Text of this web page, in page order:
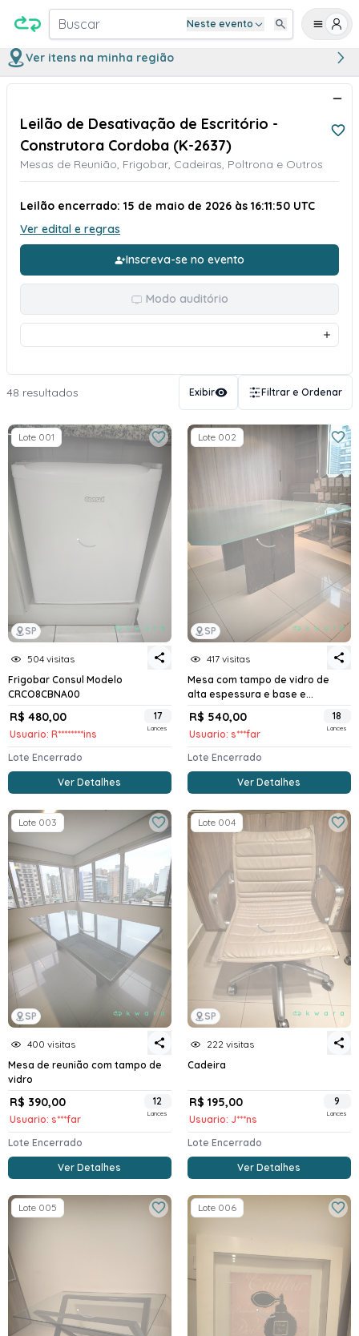
Buscar Neste evento
Ver itens na minha região
Leilão de Desativação de Escritório -
Construtora Cordoba (K-2637)
Mesas de Reunião, Frigobar, Cadeiras, Poltrona e Outros
Leilão encerrado: 15 de maio de 2026 às 16:11:50 UTC
Ver edital e regras
Inscreva-se no evento
Modo auditório
48 resultados Exibir Filtrar e Ordenar
SP
Lote 001
504 visitas
Frigobar Consul Modelo
CRCO8CBNA00
R$ 480,00
Usuario: R********ins
17
Lances
Lote Encerrado
Ver Detalhes
SP
Lote 002
417 visitas
Mesa com tampo de vidro de
alta espessura e base e...
R$ 540,00
Usuario: s***far
18
Lances
Lote Encerrado
Ver Detalhes
SP
Lote 003
400 visitas
Mesa de reunião com tampo de
vidro
R$ 390,00
Usuario: s***far
12
Lances
Lote Encerrado
Ver Detalhes
SP
Lote 004
222 visitas
Cadeira
R$ 195,00
Usuario: J***ns
9
Lances
Lote Encerrado
Ver Detalhes
Lote 005 Lote 006